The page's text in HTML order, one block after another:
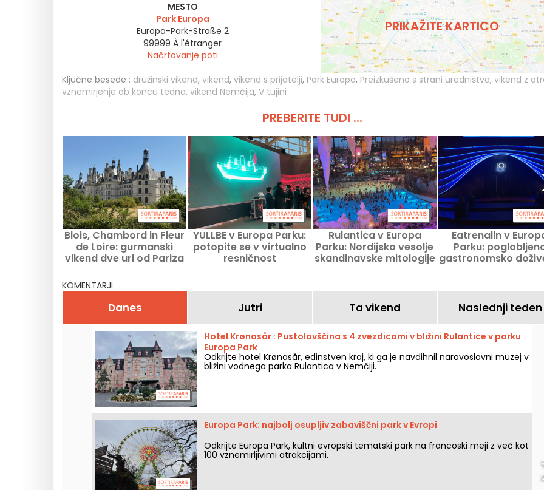
MESTO
Park Europa
Europa-Park-Straße 2
99999 À l'étranger
Načrtovanje poti
PRIKAŽITE KARTICO
Ključne besede : družinski vikend, vikend, vikend s prijatelji, Park Europa, Preizkušeno s strani uredništva, vikend z
vznemirjenje ob koncu tedna, vikend Nemčija, V tujini
PREBERITE TUDI ...
Blois, Chambord in Fleur
de Loire: gurmanski
vikend dve uri od Pariza
YULLBE v Europa Parku:
potopite se v virtualno
resničnost
Rulantica v Europa
Parku: Nordijsko vesolje
skandinavske mitologije
Eatrenalin v
Parku:
gastronomsko
KOMENTARJI
Danes Jutri Ta vikend Naslednji teden
Hotel Krønasår : Pustolovščina s 4 zvezdicami v bližini Rulantice v parku
Europa Park
Odkrijte hotel Krønasår, edinstven kraj, ki ga je navdihnil naravoslovni muzej v
bližini vodnega parka Rulantica v Nemčiji.
Europa Park: najbolj osupljiv zabaviščni park v Evropi
Odkrijte Europa Park, kultni evropski tematski park na francoski meji z več kot
100 vznemirljivimi atrakcijami.